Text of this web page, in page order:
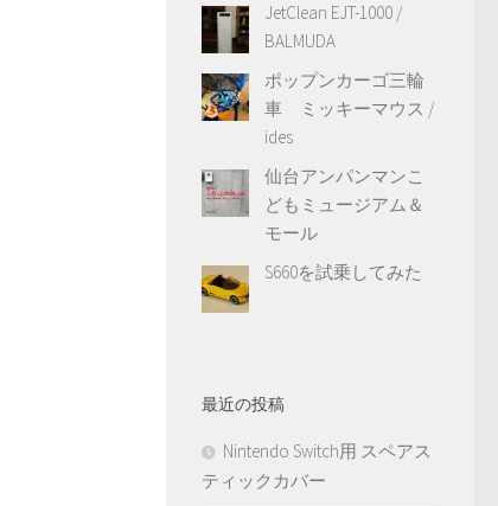
JetClean EJT-1000 /
BALMUDA
ポップンカーゴ三輪
車 ミッキーマウス /
ides
仙台アンパンマンこ
どもミュージアム＆
モール
S660を試乗してみた
最近の投稿
Nintendo Switch用 スペアス
ティックカバー